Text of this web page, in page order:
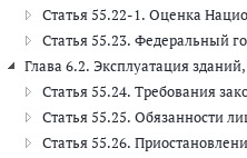
Статья 55.22-1. Оценка
Статья 55.23. Федеральный
Глава 6.2. Эксплуатация
Статья 55.24. Требования
Статья 55.25. Обязанности
Статья 55.26.